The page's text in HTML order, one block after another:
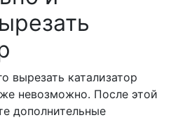
вырезать катализатор
невозможно. После этой
дополнительные